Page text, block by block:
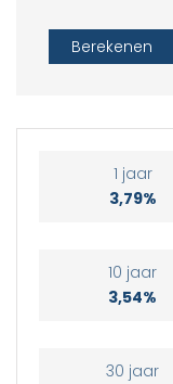
1 jaar
3,79%
10 jaar
3,54%
30 jaar